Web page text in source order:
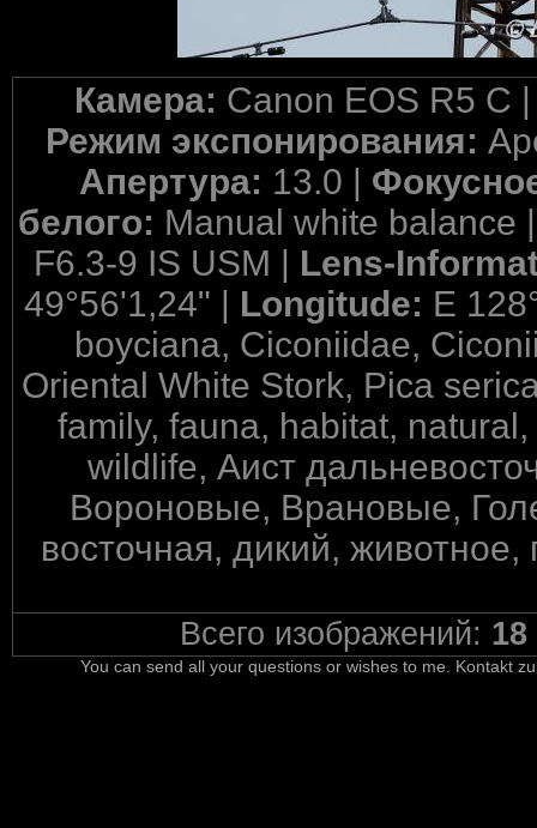
Камера: Canon EOS R5 C
Режим экспонирования:
Апертура: 13.0 |
белого: Manual white balance
F6.3-9 IS USM | Lens-
49°56'1,24" | Longitude: E
boyciana, Ciconiidae,
Oriental White Stork, Pica
family, fauna, habitat,
wildlife, Аист
Вороновые, Врановые,
восточная, дикий,
Всего изображений: 18
You can send all your questions or wishes to me. Kontakt